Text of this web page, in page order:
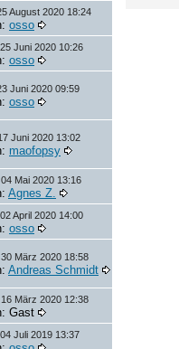
August 2020 18:24
osso
Juni 2020 10:26
osso
Juni 2020 09:59
osso
Juni 2020 13:02
maofopsy
Mai 2020 13:16
Agnes Z.
April 2020 14:00
osso
30 März 2020 18:58
Andreas Schmidt
16 März 2020 12:38
Gast
Juli 2019 13:37